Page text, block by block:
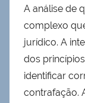
A análise de
complexo
jurídico. A
dos
identificar
contrafação.